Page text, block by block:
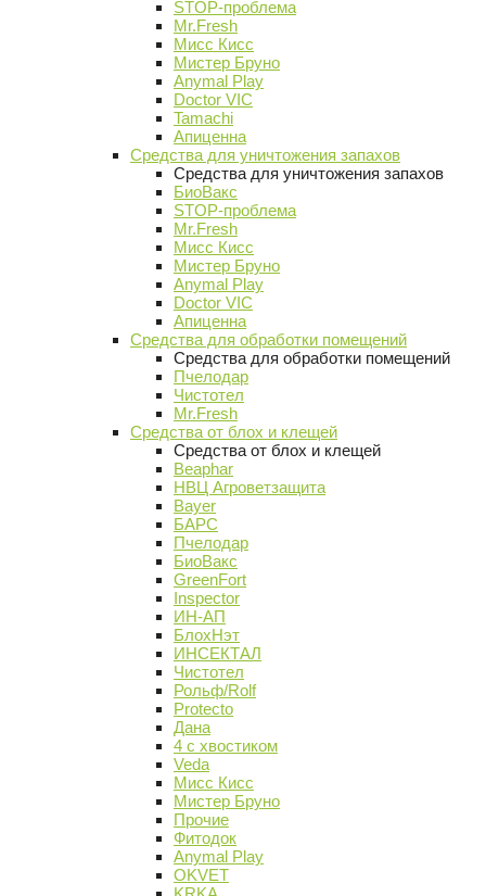
STOP-проблема
Mr.Fresh
Мисс Кисс
Мистер Бруно
Anymal Play
Doctor VIC
Tamachi
Апиценна
Средства для уничтожения запахов
Средства для уничтожения запахов
БиоВакс
STOP-проблема
Mr.Fresh
Мисс Кисс
Мистер Бруно
Anymal Play
Doctor VIC
Апиценна
Средства для обработки помещений
Средства для обработки помещений
Пчелодар
Чистотел
Mr.Fresh
Средства от блох и клещей
Средства от блох и клещей
Beaphar
НВЦ Агроветзащита
Bayer
БАРС
Пчелодар
БиоВакс
GreenFort
Inspector
ИН-АП
БлохНэт
ИНСЕКТАЛ
Чистотел
Рольф/Rolf
Protecto
Дана
4 с хвостиком
Veda
Мисс Кисс
Мистер Бруно
Прочие
Фитодок
Anymal Play
OKVET